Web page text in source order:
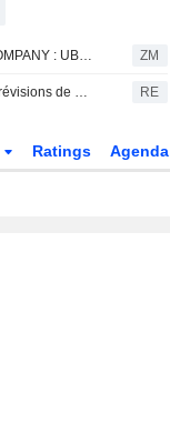
AMERICAN EXPRESS COMPANY : UBS est neutre sur le titre ZM
Mastercard dépasse les prévisions de bénéfices grâce à la résilience de la consommation RE
Ratings Agenda